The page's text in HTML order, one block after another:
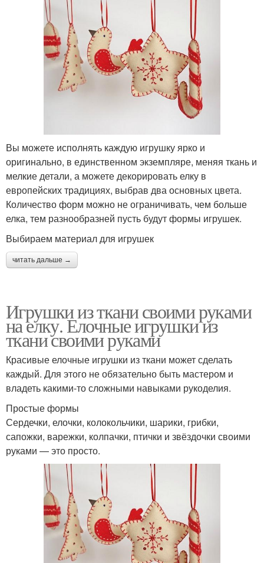
Вы можете исполнять каждую игрушку ярко и
оригинально, в единственном экземпляре, меняя ткань и
мелкие детали, а можете декорировать елку в
европейских традициях, выбрав два основных цвета.
Количество форм можно не ограничивать, чем больше
елка, тем разнообразней пусть будут формы игрушек.
Выбираем материал для игрушек
читать дальше →
Игрушки из ткани своими руками
на елку. Елочные игрушки из
ткани своими руками
Красивые елочные игрушки из ткани может сделать
каждый. Для этого не обязательно быть мастером и
владеть какими-то сложными навыками рукоделия.
Простые формы
Сердечки, елочки, колокольчики, шарики, грибки,
сапожки, варежки, колпачки, птички и звёздочки своими
руками — это просто.